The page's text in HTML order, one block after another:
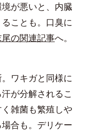
が悪いと、内臓
ことも。口臭に
の関連記事へ。
ワキガと同様に
が分解されるこ
雑菌も繁殖しや
合も。デリケー